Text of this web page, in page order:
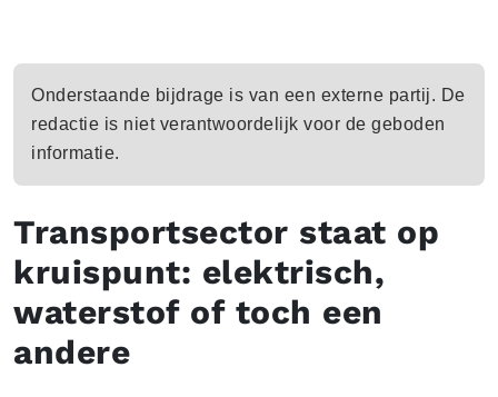
Onderstaande bijdrage is van een externe partij. De
redactie is niet verantwoordelijk voor de geboden
informatie.
Transportsector staat op
kruispunt: elektrisch,
waterstof of toch een
andere